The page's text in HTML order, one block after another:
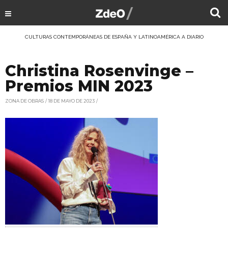
CULTURAS CONTEMPORÁNEAS DE ESPAÑA Y LATINOAMÉRICA A DIARIO
Christina Rosenvinge –
Premios MIN 2023
ZONA DE OBRAS 18 DE MAYO DE 2023